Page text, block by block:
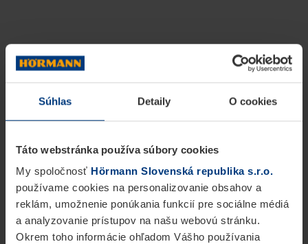
Súhlas Detaily O cookies
Táto webstránka používa súbory cookies
My spoločnosť Hörmann Slovenská republika s.r.o.
používame cookies na personalizovanie obsahov a
reklám, umožnenie ponúkania funkcií pre sociálne médiá
a analyzovanie prístupov na našu webovú stránku.
Okrem toho informácie ohľadom Vášho používania